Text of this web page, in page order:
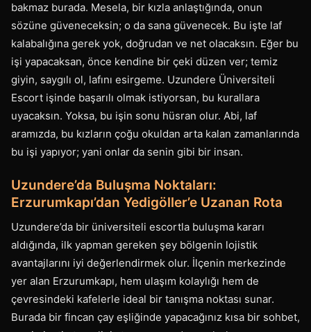
bakmaz burada. Mesela, bir kızla anlaştığında, onun
sözüne güveneceksin; o da sana güvenecek. Bu işte laf
kalabalığına gerek yok, doğrudan ve net olacaksın. Eğer bu
işi yapacaksan, önce kendine bir çeki düzen ver; temiz
giyin, saygılı ol, lafını esirgeme. Uzundere Üniversiteli
Escort işinde başarılı olmak istiyorsan, bu kurallara
uyacaksın. Yoksa, bu işin sonu hüsran olur. Abi, laf
aramızda, bu kızların çoğu okuldan arta kalan zamanlarında
bu işi yapıyor; yani onlar da senin gibi bir insan.
Uzundere’da Buluşma Noktaları:
Erzurumkapı’dan Yedigöller’e Uzanan Rota
Uzundere’da bir üniversiteli escortla buluşma kararı
aldığında, ilk yapman gereken şey bölgenin lojistik
avantajlarını iyi değerlendirmek olur. İlçenin merkezinde
yer alan Erzurumkapı, hem ulaşım kolaylığı hem de
çevresindeki kafelerle ideal bir tanışma noktası sunar.
Burada bir fincan çay eşliğinde yapacağınız kısa bir sohbet,